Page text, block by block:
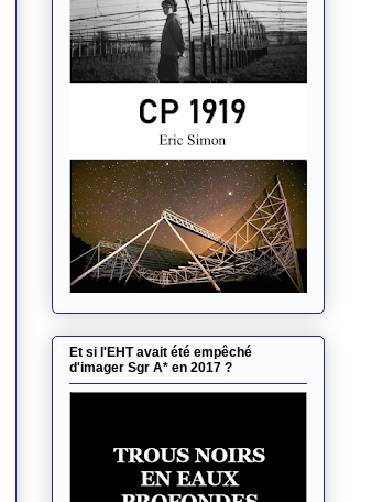
Et si l'EHT avait été empêché
d'imager Sgr A* en 2017 ?